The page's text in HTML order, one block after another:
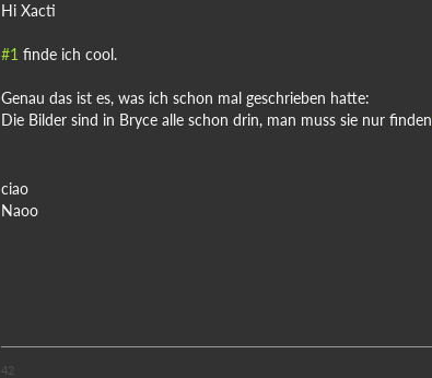
Hi Xacti
#1 finde ich cool.
Genau das ist es, was ich schon mal geschrieben hatte:
Die Bilder sind in Bryce alle schon drin, man muss sie nur finden
ciao
Naoo
42